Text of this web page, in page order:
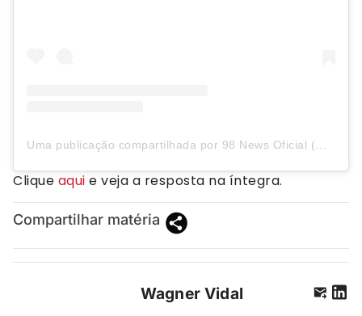
Clique aqui e veja a resposta na íntegra.
Compartilhar matéria
Wagner Vidal